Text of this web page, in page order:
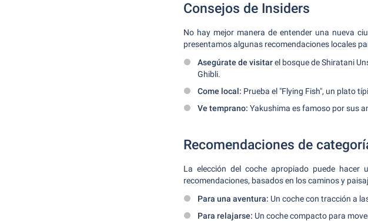
Consejos de Insiders
No hay mejor manera de entender una nueva
presentamos algunas recomendaciones locales
Asegúrate de visitarel bosque de Shiratani
Ghibli.
Come local: Prueba el "Flying Fish", un plato
Ve temprano: Yakushima es famoso por sus
Recomendaciones de
La elección del coche apropiado puede
recomendaciones, basados en los caminos y
Para una aventura: Un coche con tracción a
Para relajarse: Un coche compacto para